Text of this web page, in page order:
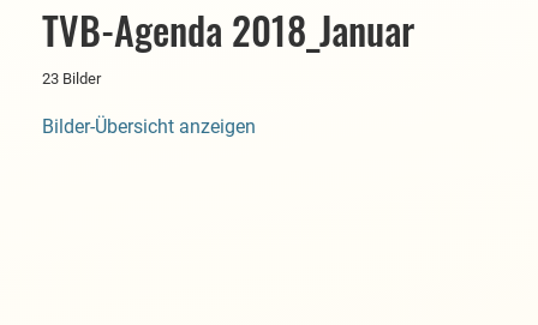
TVB-Agenda 2018_Januar
23 Bilder
Bilder-Übersicht anzeigen